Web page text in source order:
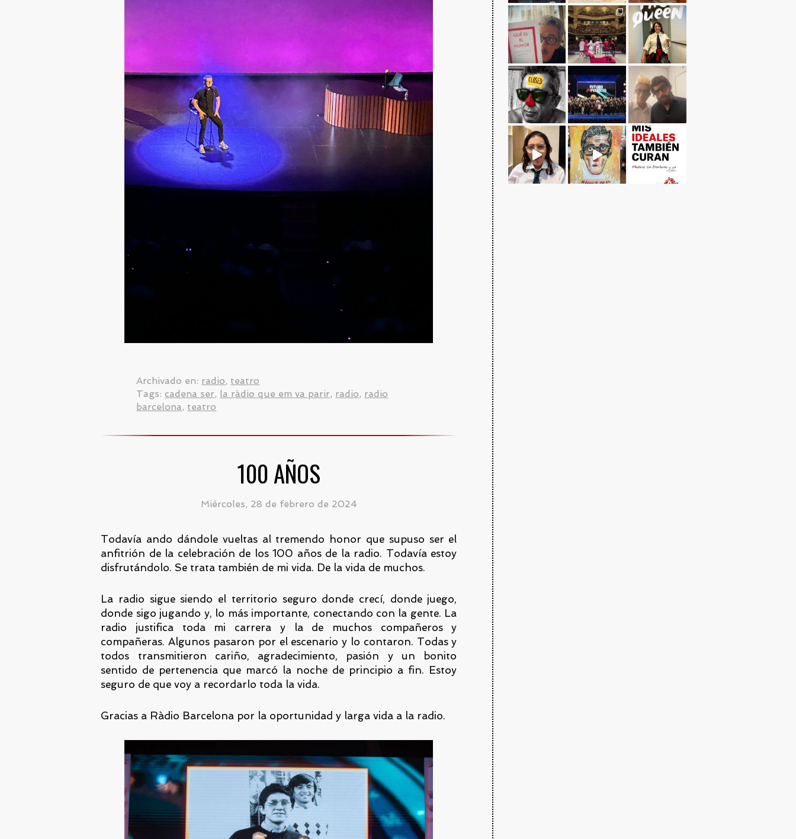
Archivado en: radio, teatro
Tags:cadena ser, la ràdio que em va parir, radio, radio
barcelona, teatro
100 AÑOS
Miércoles, 28 de febrero de 2024
Todavía ando dándole vueltas al tremendo honor que supuso ser el
anfitrión de la celebración de los 100 años de la radio. Todavía estoy
disfrutándolo. Se trata también de mi vida. De la vida de muchos.
La radio sigue siendo el territorio seguro donde crecí, donde juego,
donde sigo jugando y, lo más importante, conectando con la gente. La
radio justifica toda mi carrera y la de muchos compañeros y
compañeras. Algunos pasaron por el escenario y lo contaron. Todas y
todos transmitieron cariño, agradecimiento, pasión y un bonito
sentido de pertenencia que marcó la noche de principio a fin. Estoy
seguro de que voy a recordarlo toda la vida.
Gracias a Ràdio Barcelona por la oportunidad y larga vida a la radio.